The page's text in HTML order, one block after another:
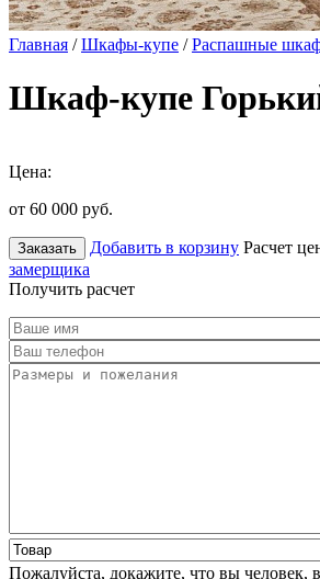
Главная /Шкафы-купе /Распашные
Шкаф-купе
Цена:
от 60 000 руб.
Заказать Добавить в корзину Расчет
замерщика
Получить расчет
Пожалуйста, докажите, что вы человек,